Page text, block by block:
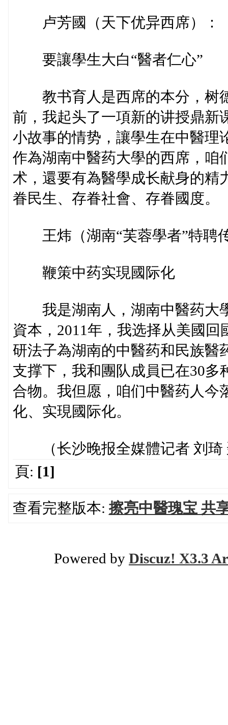
卢芳國（天下优异西席）：
要讓學生大白“醫者仁心”
教书育人是西席的本分，树
前，我起头了一項新的讲授鼎
小故事的情势，讓學生在中醫理
作為湖南中醫药大學的西席，咱
术，還要有為醫學成长献身的精
眷民生、存眷社會、存眷國度。
王炜（湖南“芙蓉學者”特聘
鞭策中药实現國际化
我是湖南人，湖南中醫药大
資本，2011年，我选择从美國
研法子為湖南的中醫药和民族醫
支撑下，我和團队成員已在30多
合物。我但愿，咱们中醫药人今
化、实現國际化。
（长沙晚报全媒體记者 刘琦
頁: [1]
查看完整版本:擦亮中醫瑰宝 共
Powered by Discuz! X3.3